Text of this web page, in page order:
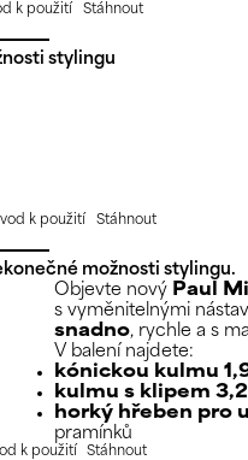
k použití Stáhnout
stylingu
k použití Stáhnout
možnosti stylingu.
Objevte nový Paul
s vyměnitelnými
snadno, rychle a s
V balení najdete:
kónickou kulmu
kulmu s klipem
horký hřeben pro
pramínků
k použití Stáhnout